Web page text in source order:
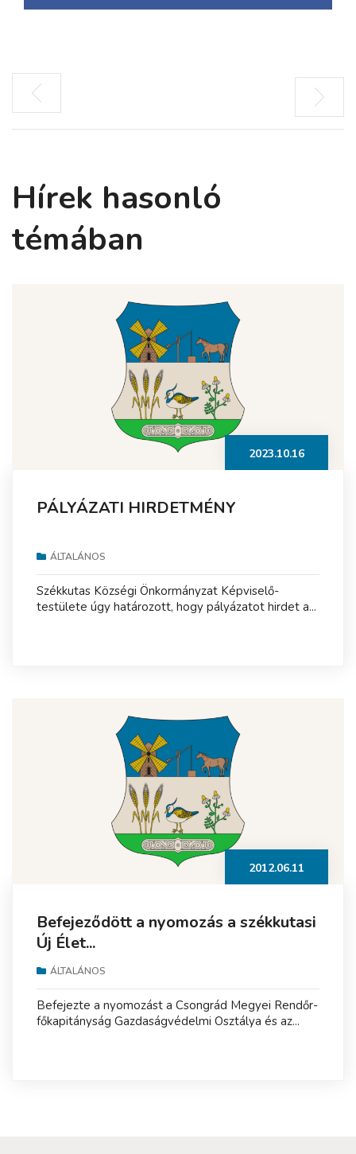
Hírek hasonló
témában
2023.10.16
PÁLYÁZATI HIRDETMÉNY
ÁLTALÁNOS
Székkutas Községi Önkormányzat Képviselő-
testülete úgy határozott, hogy pályázatot hirdet a...
2012.06.11
Befejeződött a nyomozás a székkutasi
Új Élet...
ÁLTALÁNOS
Befejezte a nyomozást a Csongrád Megyei Rendőr-
főkapitányság Gazdaságvédelmi Osztálya és az...